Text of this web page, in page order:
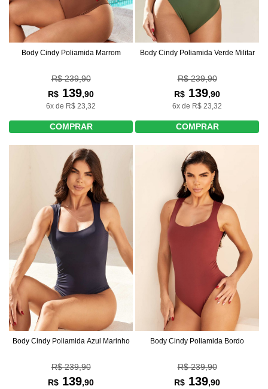
Body Cindy Poliamida Marrom
R$ 239,90
R$ 139,90
6x de R$ 23,32
COMPRAR
Body Cindy Poliamida Verde Militar
R$ 239,90
R$ 139,90
6x de R$ 23,32
COMPRAR
Body Cindy Poliamida Azul Marinho
R$ 239,90
R$ 139,90
Body Cindy Poliamida Bordo
R$ 239,90
R$ 139,90